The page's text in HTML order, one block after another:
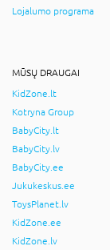
Lojalumo programa
MŪSŲ DRAUGAI
KidZone.lt
Kotryna Group
BabyCity.lt
BabyCity.lv
BabyCity.ee
Jukukeskus.ee
ToysPlanet.lv
KidZone.ee
KidZone.lv